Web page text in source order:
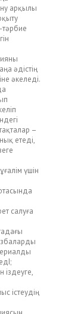
арқылы
әдістің
әкеледі.
–
етеді,
үшін
салуға
іздеуге,
істеудің